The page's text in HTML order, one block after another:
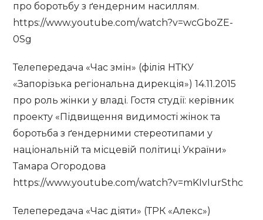
про боротьбу з ґендерним насиллям.
https://www.youtube.com/watch?v=wcGboZE-
0Sg
Телепередача «Час змін» (філія НТКУ
«Запорізька регіональна дирекція») 14.11.2015
про роль жінки у владі. Гостя студії: керівник
проекту «Підвищення видимості жінок та
боротьба з ґендерними стереотипами у
національній та місцевій політиці України»
Тамара Огородова
https://www.youtube.com/watch?v=mKIvIurSthc
Телепередача «Час діяти» (ТРК «Алекс»)